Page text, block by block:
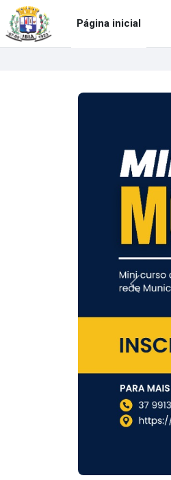
Ir para o conteúdo principal
Página inicial
Anterior